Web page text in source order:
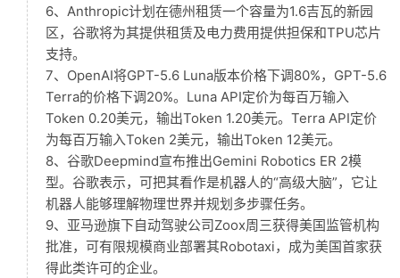
6、Anthropic计划在德州租赁一个容量为1.6吉瓦的新园
区，谷歌将为其提供租赁及电力费用提供担保和TPU芯片
支持。
7、OpenAI将GPT-5.6 Luna版本价格下调80%，GPT-5.6
Terra的价格下调20%。Luna API定价为每百万输入
Token 0.20美元，输出Token 1.20美元。Terra API定价
为每百万输入Token 2美元，输出Token 12美元。
8、谷歌Deepmind宣布推出Gemini Robotics ER 2模
型。谷歌表示，可把其看作是机器人的“高级大脑”，它让
机器人能够理解物理世界并规划多步骤任务。
9、亚马逊旗下自动驾驶公司Zoox周三获得美国监管机构
批准，可有限规模商业部署其Robotaxi，成为美国首家获
得此类许可的企业。